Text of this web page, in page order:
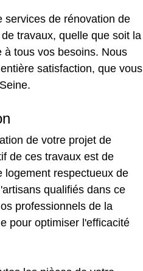
services de rénovation de
travaux, quelle que soit la
à tous vos besoins. Nous
satisfaction, que vous
de votre projet de
de ces travaux est de
logement respectueux de
qualifiés dans ce
professionnels de la
pour optimiser l'efficacité